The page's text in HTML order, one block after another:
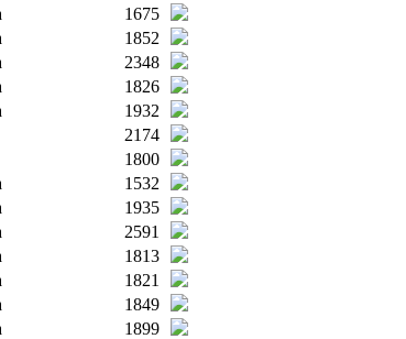
1675
1852
2348
1826
1932
2174
1800
1532
1935
2591
1813
1821
1849
1899